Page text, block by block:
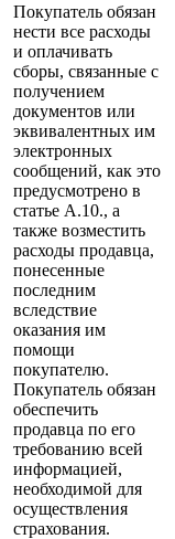
Покупатель обязан
нести все расходы
и оплачивать
сборы, связанные с
получением
документов или
эквивалентных им
электронных
сообщений, как это
предусмотрено в
статье А.10., а
также возместить
расходы продавца,
понесенные
последним
вследствие
оказания им
помощи
покупателю.
Покупатель обязан
обеспечить
продавца по его
требованию всей
информацией,
необходимой для
осуществления
страхования.